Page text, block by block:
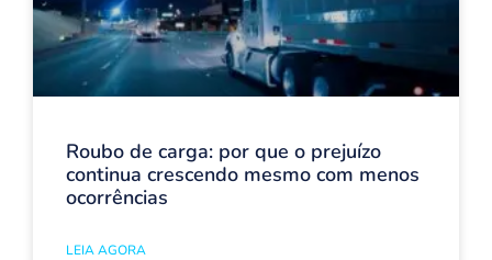
Roubo de carga: por que o prejuízo
continua crescendo mesmo com menos
ocorrências
LEIA AGORA